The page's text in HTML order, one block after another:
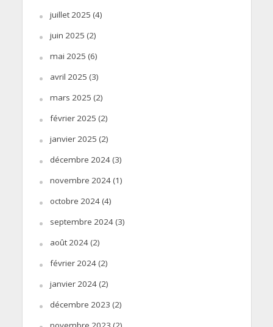
juillet 2025 (4)
juin 2025 (2)
mai 2025 (6)
avril 2025 (3)
mars 2025 (2)
février 2025 (2)
janvier 2025 (2)
décembre 2024(3)
novembre 2024(1)
octobre 2024(4)
septembre 2024(3)
août 2024(2)
février 2024(2)
janvier 2024(2)
décembre 2023 (2)